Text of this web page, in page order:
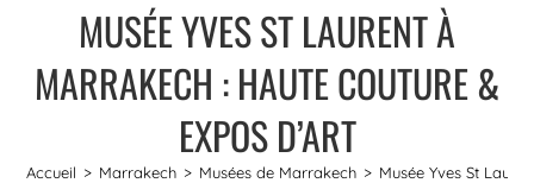
MUSÉE YVES ST LAURENT À
MARRAKECH : HAUTE COUTURE &
EXPOS D’ART
Accueil > Marrakech > Musées de Marrakech > Musée Yves St